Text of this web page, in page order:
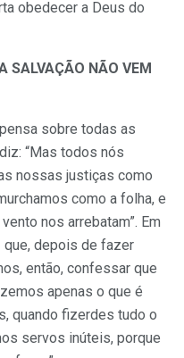
obedecer a Deus do
SALVAÇÃO NÃO VEM
sobre todas as
“Mas todos nós
nossas justiças como
como a folha, e
nos arrebatam”. Em
que, depois de fazer
então, confessar que
apenas o que é
quando fizerdes tudo o
servos inúteis, porque